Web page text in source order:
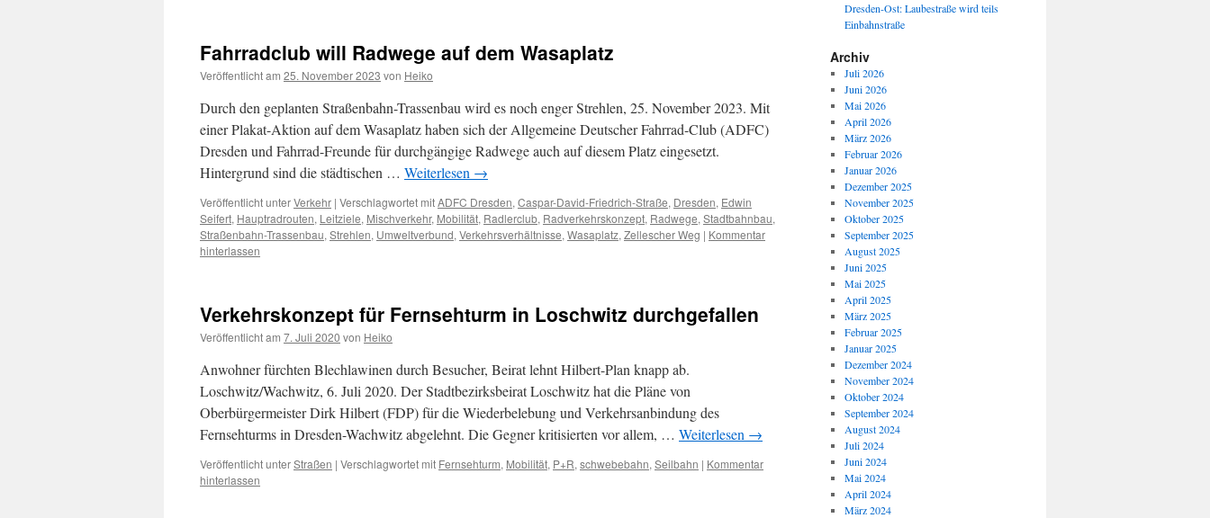
Fahrradclub will Radwege auf dem Wasaplatz
Veröffentlicht am 25. November 2023 von Heiko
Durch den geplanten Straßenbahn-Trassenbau wird es noch enger Strehlen, 25. November 2023. Mit
einer Plakat-Aktion auf dem Wasaplatz haben sich der Allgemeine Deutscher Fahrrad-Club (ADFC)
Dresden und Fahrrad-Freunde für durchgängige Radwege auch auf diesem Platz eingesetzt.
Hintergrund sind die städtischen … Weiterlesen →
Veröffentlicht unterVerkehr | Verschlagwortet mitADFC Dresden, Caspar-David-Friedrich-Straße, Dresden, Edwin
Seifert, Hauptradrouten, Leitziele, Mischverkehr, Mobilität, Radlerclub, Radverkehrskonzept, Radwege, Stadtbahnbau,
Straßenbahn-Trassenbau, Strehlen, Umweltverbund, Verkehrsverhältnisse, Wasaplatz, Zellescher Weg | Kommentar
hinterlassen
Verkehrskonzept für Fernsehturm in Loschwitz durchgefallen
Veröffentlicht am 7. Juli 2020 von Heiko
Anwohner fürchten Blechlawinen durch Besucher, Beirat lehnt Hilbert-Plan knapp ab.
Loschwitz/Wachwitz, 6. Juli 2020. Der Stadtbezirksbeirat Loschwitz hat die Pläne von
Oberbürgermeister Dirk Hilbert (FDP) für die Wiederbelebung und Verkehrsanbindung des
Fernsehturms in Dresden-Wachwitz abgelehnt. Die Gegner kritisierten vor allem, … Weiterlesen →
Veröffentlicht unterStraßen | Verschlagwortet mit Fernsehturm, Mobilität, P+R, schwebebahn, Seilbahn | Kommentar
hinterlassen
Dresden-Ost: Laubestraße wird teils
Einbahnstraße
Archiv
Juli 2026
Juni 2026
Mai 2026
April 2026
März 2026
Februar 2026
Januar 2026
Dezember 2025
November 2025
Oktober 2025
September 2025
August 2025
Juni 2025
Mai 2025
April 2025
März 2025
Februar 2025
Januar 2025
Dezember 2024
November 2024
Oktober 2024
September 2024
August 2024
Juli 2024
Juni 2024
Mai 2024
April 2024
März 2024